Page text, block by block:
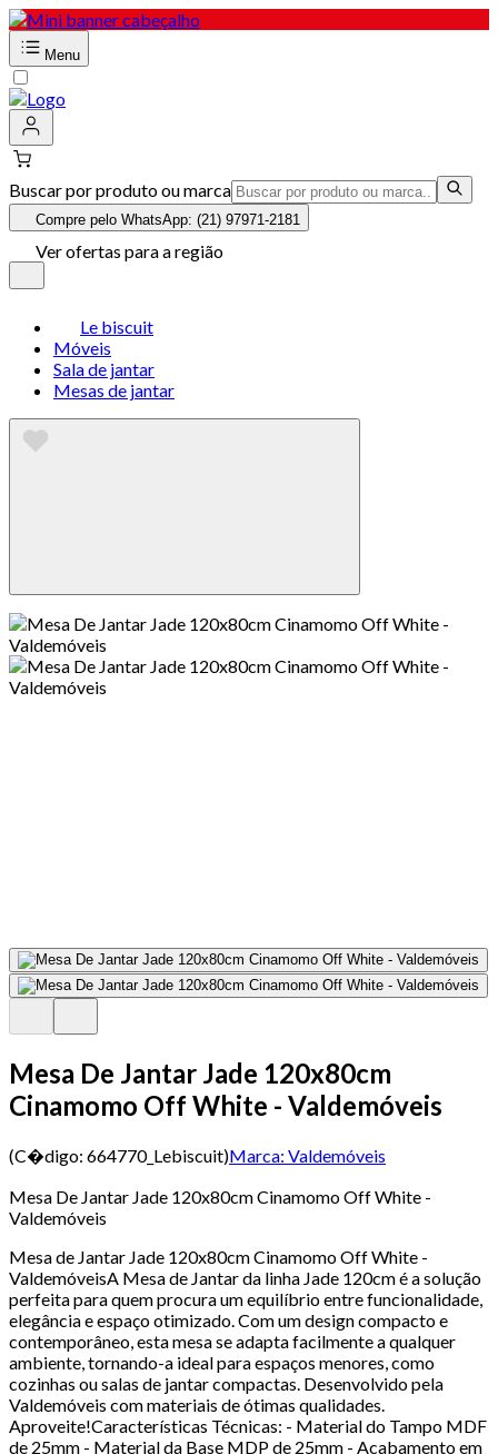
Menu
Buscar por produto ou marca
Compre pelo WhatsApp: (21) 97971-2181
Ver ofertas para a região
Le biscuit
Móveis
Sala de jantar
Mesas de jantar
Mesa De Jantar Jade 120x80cm
Cinamomo Off White - Valdemóveis
(C�digo: 664770_Lebiscuit)Marca: Valdemóveis
Mesa De Jantar Jade 120x80cm Cinamomo Off White -
Valdemóveis
Mesa de Jantar Jade 120x80cm Cinamomo Off White -
ValdemóveisA Mesa de Jantar da linha Jade 120cm é a solução
perfeita para quem procura um equilíbrio entre funcionalidade,
elegância e espaço otimizado. Com um design compacto e
contemporâneo, esta mesa se adapta facilmente a qualquer
ambiente, tornando-a ideal para espaços menores, como
cozinhas ou salas de jantar compactas. Desenvolvido pela
Valdemóveis com materiais de ótimas qualidades.
Aproveite!Características Técnicas: - Material do Tampo MDF
de 25mm - Material da Base MDP de 25mm - Acabamento em